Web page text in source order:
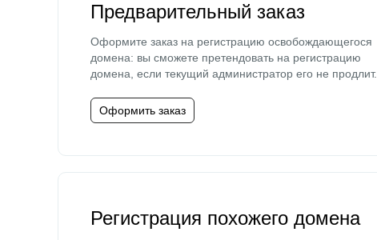
Предварительный заказ
Оформите заказ на регистрацию освобождающегося
домена: вы сможете претендовать на регистрацию
домена, если текущий администратор его не продлит.
Оформить заказ
Регистрация похожего домена